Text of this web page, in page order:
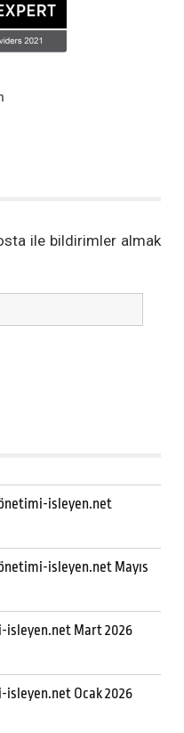
ile bildirimler almak
isleyen.net
isleyen.net Mayıs
isleyen.net Mart 2026
isleyen.net Ocak 2026